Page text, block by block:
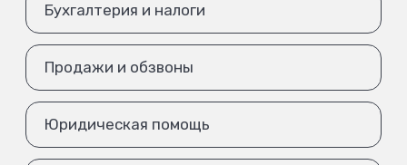
Бухгалтерия и налоги
Продажи и обзвоны
Юридическая помощь